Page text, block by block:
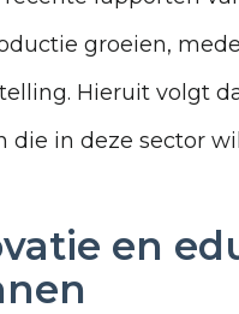
groeien,
Hieruit volgt
die in deze sector
en